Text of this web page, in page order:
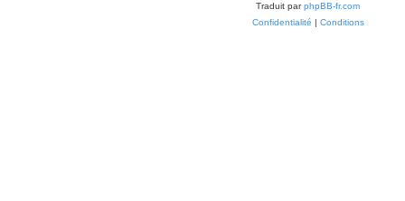
Traduit parphpBB-fr.com
Confidentialité | Conditions